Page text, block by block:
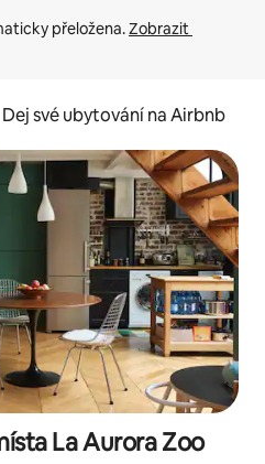
přeložena. Zobrazit
Dej své ubytování na Airbnb
La Aurora Zoo